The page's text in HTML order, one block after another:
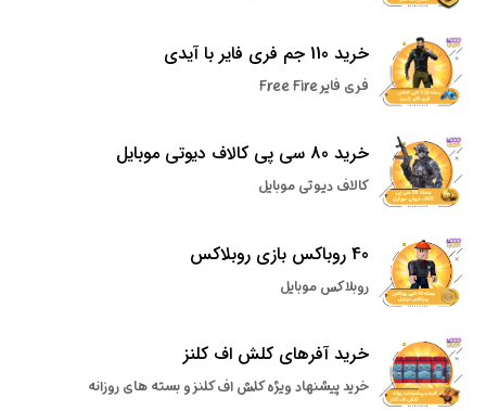
خرید 110 جم فری فایر با آیدی
فری فایر Free Fire
خرید 80 سی پی کالاف دیوتی موبایل
کالاف دیوتی موبایل
40 روباکس بازی روبلاکس
روبلاکس موبایل
خرید آفرهای کلش اف کلنز
خرید پیشنهاد ویژه کلش اف کلنز و بسته های روزانه